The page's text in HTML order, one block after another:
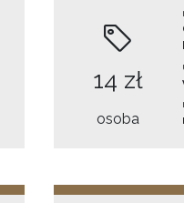
14 zł
osoba